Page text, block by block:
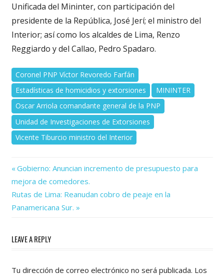
Unificada del Mininter, con participación del
presidente de la República, José Jerí; el ministro del
Interior; así como los alcaldes de Lima, Renzo
Reggiardo y del Callao, Pedro Spadaro.
Coronel PNP Víctor Revoredo Farfán
Estadísticas de homicidios y extorsiones
MININTER
Oscar Arriola comandante general de la PNP
Unidad de Investigaciones de Extorsiones
Vicente Tiburcio ministro del Interior
Navegación
de
entradas
Previous
Post:
Gobierno: Anuncian incremento de presupuesto para
mejora de comedores.
Next
Post:
Rutas de Lima: Reanudan cobro de peaje en la
Panamericana Sur.
LEAVE A REPLY
Tu dirección de correo electrónico no será publicada. Los